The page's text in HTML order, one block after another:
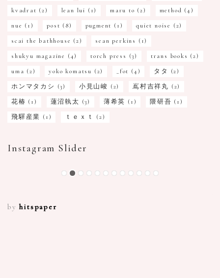
kvadrat (2) lean lui (1) maru to (2) method (4)
nue (1) post (8) pugment (1) quiet noise (2)
scai the bathhouse (2) sean perkins (1)
shukyu magazine (4) torch press (3) trans books (2)
uma (2) yoko komatsu (2) _fot (4) タタ
(2)
ホンマタカシ (3) 小見山峻 (2) 嶌村吉祥丸 (2)
花椿 (1) 蓮沼執太 (3) 薄希英 (1) 隈研吾 (1)
飛驒産業 (1) ｔｅｘｔ (2)
Instagram Slider
byhitspaper